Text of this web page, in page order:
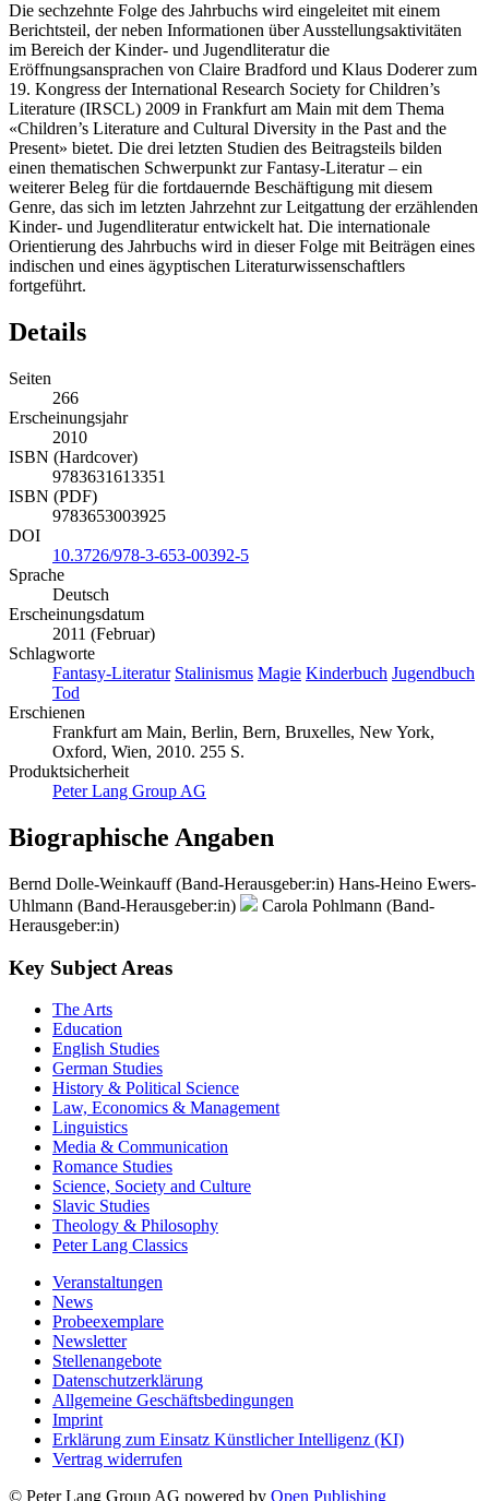
Die sechzehnte Folge des Jahrbuchs wird eingeleitet mit einem
Berichtsteil, der neben Informationen über Ausstellungsaktivitäten
im Bereich der Kinder- und Jugendliteratur die
Eröffnungsansprachen von Claire Bradford und Klaus Doderer zum
19. Kongress der International Research Society for Children’s
Literature (IRSCL) 2009 in Frankfurt am Main mit dem Thema
«Children’s Literature and Cultural Diversity in the Past and the
Present» bietet. Die drei letzten Studien des Beitragsteils bilden
einen thematischen Schwerpunkt zur Fantasy-Literatur – ein
weiterer Beleg für die fortdauernde Beschäftigung mit diesem
Genre, das sich im letzten Jahrzehnt zur Leitgattung der erzählenden
Kinder- und Jugendliteratur entwickelt hat. Die internationale
Orientierung des Jahrbuchs wird in dieser Folge mit Beiträgen eines
indischen und eines ägyptischen Literaturwissenschaftlers
fortgeführt.
Details
Seiten
266
Erscheinungsjahr
2010
ISBN (Hardcover)
9783631613351
ISBN (PDF)
9783653003925
DOI
10.3726/978-3-653-00392-5
Sprache
Deutsch
Erscheinungsdatum
2011 (Februar)
Schlagworte
Fantasy-Literatur Stalinismus Magie Kinderbuch Jugendbuch
Tod
Erschienen
Frankfurt am Main, Berlin, Bern, Bruxelles, New York,
Oxford, Wien, 2010. 255 S.
Produktsicherheit
Peter Lang Group AG
Biographische Angaben
Bernd Dolle-Weinkauff (Band-Herausgeber:in) Hans-Heino Ewers-
Uhlmann (Band-Herausgeber:in)
Carola Pohlmann (Band-
Herausgeber:in)
Key Subject Areas
The Arts
Education
English Studies
German Studies
History & Political Science
Law, Economics & Management
Linguistics
Media & Communication
Romance Studies
Science, Society and Culture
Slavic Studies
Theology & Philosophy
Peter Lang Classics
Veranstaltungen
News
Probeexemplare
Newsletter
Stellenangebote
Datenschutzerklärung
Allgemeine Geschäftsbedingungen
Imprint
Erklärung zum Einsatz Künstlicher Intelligenz (KI)
Vertrag widerrufen
© Peter Lang Group AG powered by Open Publishing